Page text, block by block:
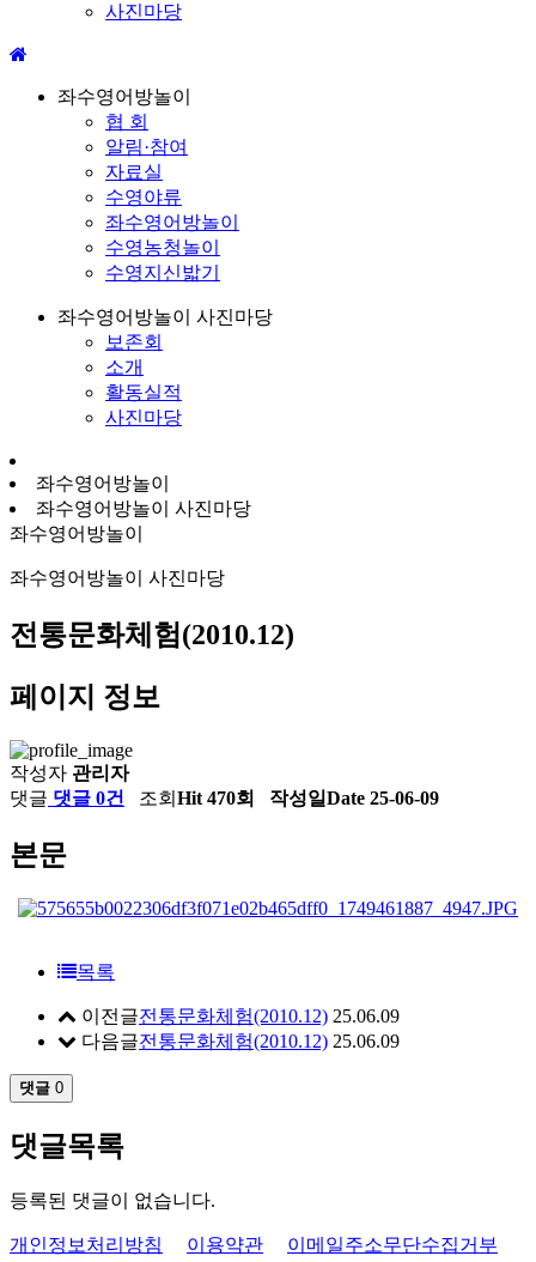
사진마당
좌수영어방놀이
협 회
알림·참여
자료실
수영야류
좌수영어방놀이
수영농청놀이
수영지신밟기
좌수영어방놀이 사진마당
보존회
소개
활동실적
사진마당
좌수영어방놀이
좌수영어방놀이 사진마당
좌수영어방놀이
좌수영어방놀이 사진마당
전통문화체험(2010.12)
페이지 정보
작성자 관리자
댓글 댓글 0건 조회 Hit 470회 작성일Date 25-06-09
본문
목록
이전글전통문화체험(2010.12) 25.06.09
다음글전통문화체험(2010.12) 25.06.09
댓글 0
댓글목록
등록된 댓글이 없습니다.
개인정보처리방침 이용약관
이메일주소무단수집거부